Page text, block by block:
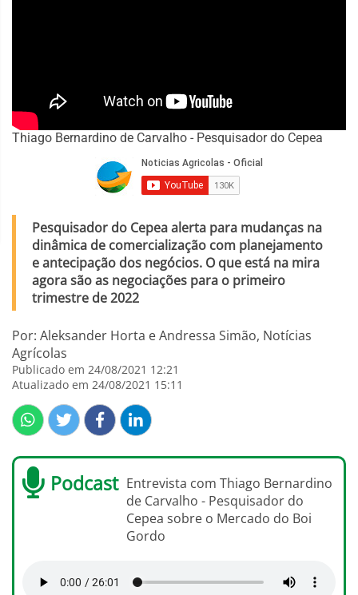
Thiago Bernardino de Carvalho - Pesquisador do Cepea
Pesquisador do Cepea alerta para mudanças na
dinâmica de comercialização com planejamento
e antecipação dos negócios. O que está na mira
agora são as negociações para o primeiro
trimestre de 2022
Por: Aleksander Horta e Andressa Simão, Notícias
Agrícolas
Publicado em 24/08/2021 12:21
Atualizado em 24/08/2021 15:11
Podcast Entrevista com Thiago Bernardino
de Carvalho - Pesquisador do
Cepea sobre o Mercado do Boi
Gordo